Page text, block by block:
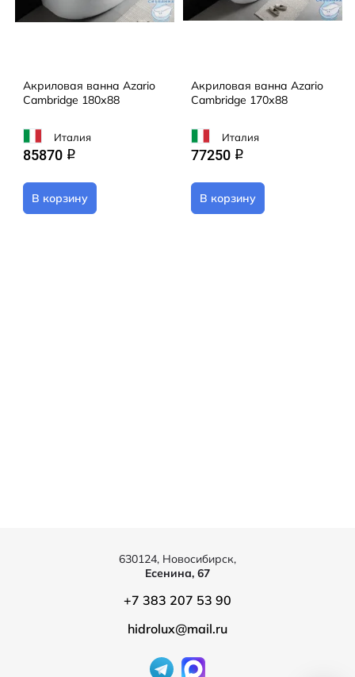
Акриловая ванна Azario
Cambridge 180х88
Италия
85870 q
В корзину
Акриловая ванна Azario
Cambridge 170х88
Италия
77250 q
В корзину
630124, Новосибирск,
Есенина, 67
+7 383 207 53 90
hidrolux@mail.ru